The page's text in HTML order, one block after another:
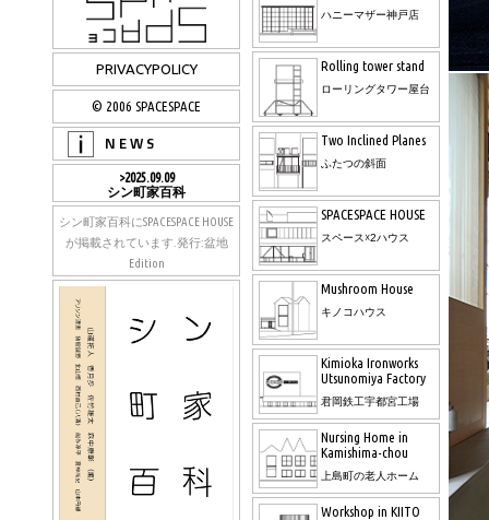
PRIVACYPOLICY
© 2006 SPACESPACE
N E W S
>2025.09.09
シン町家百科
シン町家百科にSPACESPACE HOUSE
が掲載されています.発行:盆地
Edition
ハニーマザー神戸店
Rolling tower stand
ローリングタワー屋台
Two Inclined Planes
ふたつの斜面
SPACESPACE HOUSE
スペース☓2ハウス
Mushroom House
キノコハウス
Kimioka Ironworks
Utsunomiya Factory
君岡鉄工宇都宮工場
Nursing Home in
Kamishima-chou
上島町の老人ホーム
Workshop in KIITO